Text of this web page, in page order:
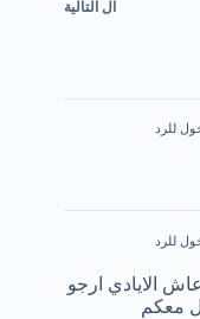
ال التالية
للرد
للرد
الايادي ارجو
معكم